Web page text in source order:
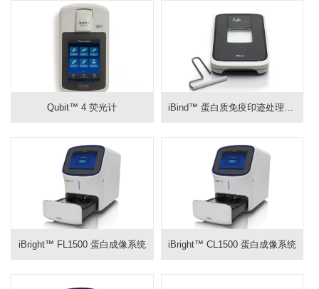
Qubit™ 4 荧光计
iBright™ FL1500 蛋白成像系统 iBright™ CL1500 蛋白成像系统